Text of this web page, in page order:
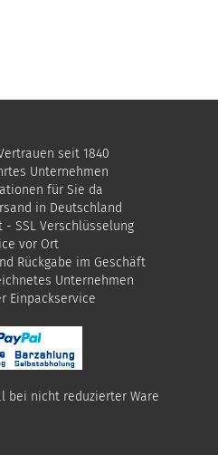
seit 1840
Unternehmen
für Sie da
in Deutschland
- SSL Verschlüsselung
vor Ort
Rückgabe im Geschäft
Unternehmen
Einpackservice
bei nicht reduzierter Ware